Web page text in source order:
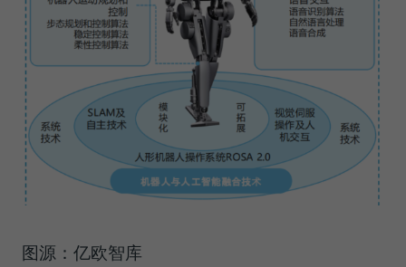
图源：亿欧智库